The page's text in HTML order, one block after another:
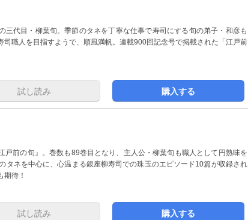
三代目・柳葉旬。季節のタネを丁寧な仕事で寿司にする旬の弟子・和彦も
司職人を目指すようで、順風満帆。連載900回記念号で掲載された「江戸前
試し読み 購入する
戸前の旬』。巻数も89巻目となり、主人公・柳葉旬も職人として円熟味を
タネを中心に、心温まる銀座柳寿司での珠玉のエピソード10篇が収録され
期待！
試し読み 購入する